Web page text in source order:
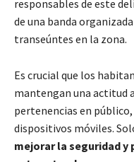
responsables de este
de una banda
transeúntes en la zona.
Es crucial que los
mantengan una actitud
pertenencias en
dispositivos móviles.
mejorar la seguridad